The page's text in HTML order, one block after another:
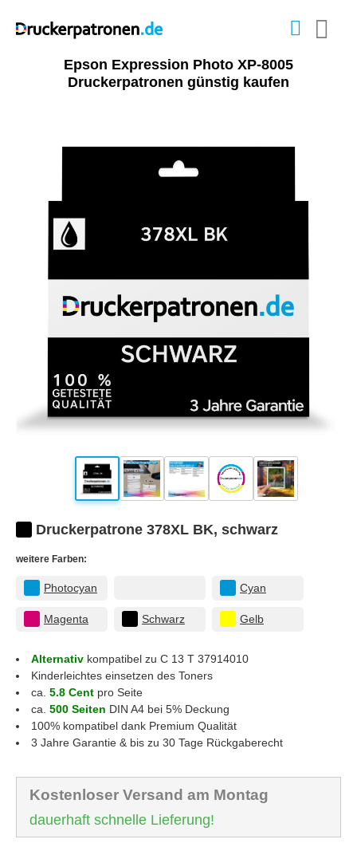
Epson Expression Photo XP-8005
Druckerpatronen günstig kaufen
Druckerpatrone 378XL BK, schwarz
weitere Farben:
Photocyan Cyan
Magenta Schwarz Gelb
Alternativ kompatibel zu C 13 T 37914010
Kinderleichtes einsetzen des Toners
ca. 5.8 Cent pro Seite
ca. 500 Seiten DIN A4 bei 5% Deckung
100% kompatibel dank Premium Qualität
3 Jahre Garantie & bis zu 30 Tage Rückgaberecht
Kostenloser Versand am Montag
dauerhaft schnelle Lieferung!